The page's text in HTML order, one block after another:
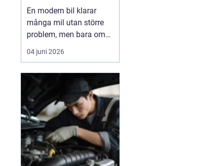
En modern bil klarar
många mil utan större
problem, men bara om
service och underhåll
sköts i tid. I ett klimat
kalla vintrar, saltade
vägar och snabba
skiftningar i temperatur,
ställs bilen inför extra
hårda påfrestningar.
Därfö...
04 juni 2026